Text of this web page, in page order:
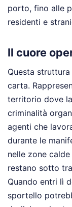
porto, fino alle
residenti e
Il cuore
Questa
carta.
territorio dove
criminalità
agenti che
durante le
nelle zone
restano sotto
Quando entri lì
sportello